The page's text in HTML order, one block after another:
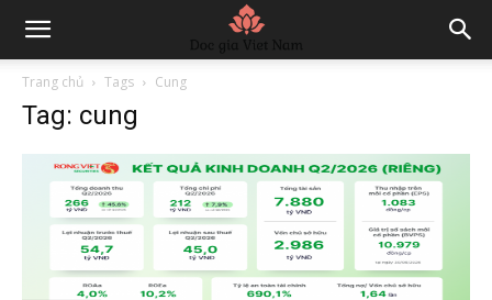
Trang chủ Tags Cung
Tag: cung